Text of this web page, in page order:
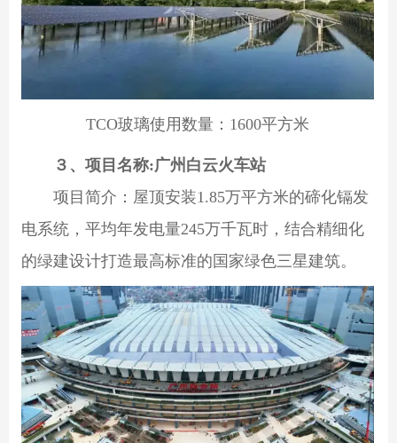
TCO玻璃使用数量：1600平方米
３、项目名称:广州白云火车站
项目简介：屋顶安装1.85万平方米的碲化镉发
电系统，平均年发电量245万千瓦时，结合精细化
的绿建设计打造最高标准的国家绿色三星建筑。